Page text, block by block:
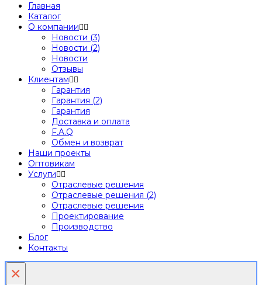
Главная
Каталог
О компании
Новости (3)
Новости (2)
Новости
Отзывы
Клиентам
Гарантия
Гарантия (2)
Гарантия
Доставка и оплата
F.A.Q
Обмен и возврат
Наши проекты
Оптовикам
Услуги
Отраслевые решения
Отраслевые решения (2)
Отраслевые решения
Проектирование
Производство
Блог
Контакты
×